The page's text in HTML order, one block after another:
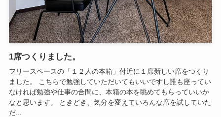
1席つくりました。
フリースペースの「１２人の本箱」付近に１席新しい席をつくり
ました。 こちらで勉強していただいてもいいですし誰も座ってい
なければ勉強や仕事の合間に、本箱の本を眺めてもらっていいか
なと思います。 ときどき、気分を変えていろんな席を試していた
だ...